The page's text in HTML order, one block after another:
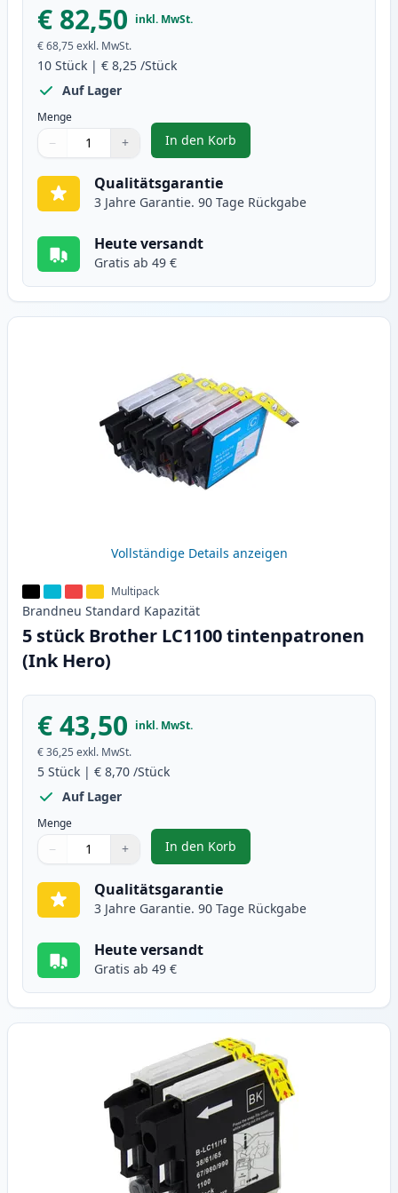
€ 82,50 inkl. MwSt.
€ 68,75 exkl. MwSt.
10 Stück | € 8,25 /Stück
Auf Lager
Menge
Verwenden Sie die Tasten, um anzupassen
− +
1
In den Korb
, 10 stück Brother LC1100
Qualitätsgarantie
3 Jahre Garantie. 90 Tage Rückgabe
Heute versandt
Gratis ab 49 €
Vollständige Details anzeigen
Multipack
Brandneu Standard Kapazität
5 stück Brother LC1100 tintenpatronen
(Ink Hero)
€ 43,50 inkl. MwSt.
€ 36,25 exkl. MwSt.
5 Stück | € 8,70 /Stück
Auf Lager
Menge
Verwenden Sie die Tasten, um anzupassen
− +
1
In den Korb
, 5 stück Brother LC1100
Qualitätsgarantie
3 Jahre Garantie. 90 Tage Rückgabe
Heute versandt
Gratis ab 49 €